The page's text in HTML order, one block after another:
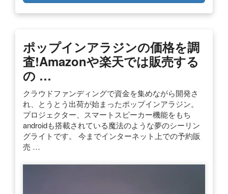
ポップインアラジンの価格を調
査!Amazonや楽天では販売する
の …
クラウドファンディングで資金を集めながら開発さ
れ、とうとう出荷が始まったポップインアラジン。
プロジェクター、スマートスピーカー機能をもち
androidも搭載されている魔法のような夢のシーリン
グライトです。 今までインターネット上での予約販
売 …